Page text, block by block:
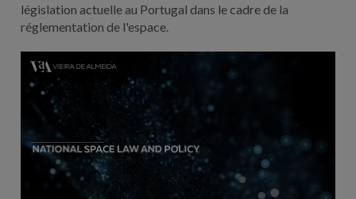
législation actuelle au Portugal dans le cadre de la
réglementation de l'espace.